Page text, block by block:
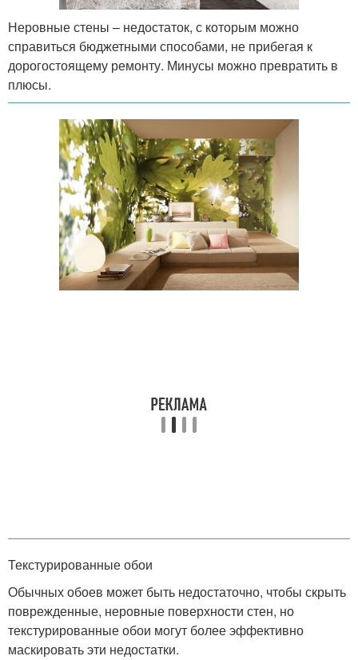
Неровные стены – недостаток, с которым можно
справиться бюджетными способами, не прибегая к
дорогостоящему ремонту. Минусы можно превратить в
плюсы.
Текстурированные обои
Обычных обоев может быть недостаточно, чтобы скрыть
поврежденные, неровные поверхности стен, но
текстурированные обои могут более эффективно
маскировать эти недостатки.